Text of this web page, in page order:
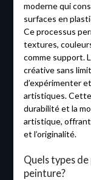
moderne qui
surfaces en
Ce processus
textures,
comme support.
créative sans
d’expérimenter
artistiques. Cette
durabilité et la
artistique,
et l’originalité.
Quels types
peinture?